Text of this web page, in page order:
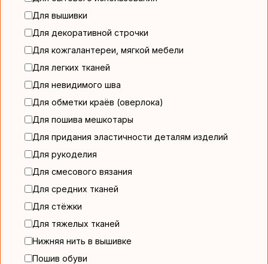
Для вышивки
Для декоративной строчки
Для кожгалантереи, мягкой мебели
Для легких тканей
Для невидимого шва
Для обметки краёв (оверлока)
Для пошива мешкотары
Для придания эластичности деталям изделий
Для рукоделия
Для смесового вязания
Для средних тканей
Для стёжки
Для тяжелых тканей
Нижняя нить в вышивке
Пошив обуви